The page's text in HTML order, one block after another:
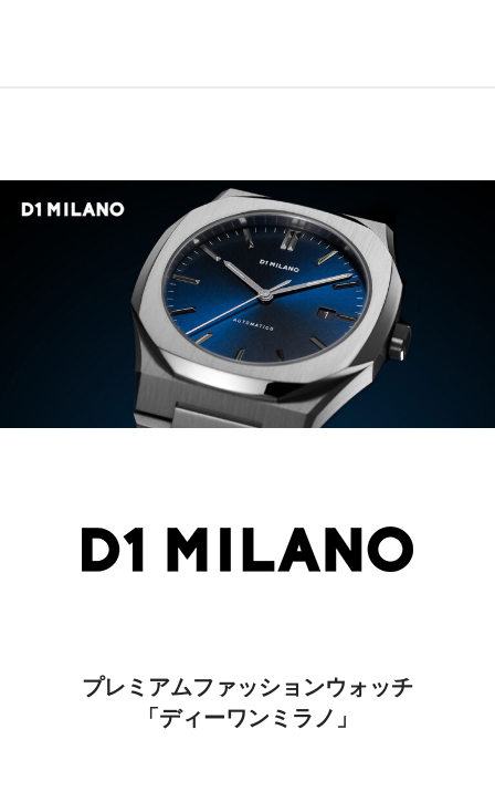
プレミアムファッションウォッチ
「ディーワンミラノ」